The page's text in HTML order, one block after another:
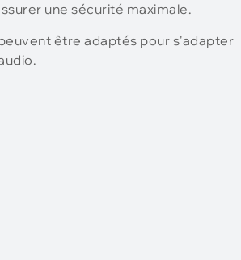
une sécurité maximale.
être adaptés pour s'adapter